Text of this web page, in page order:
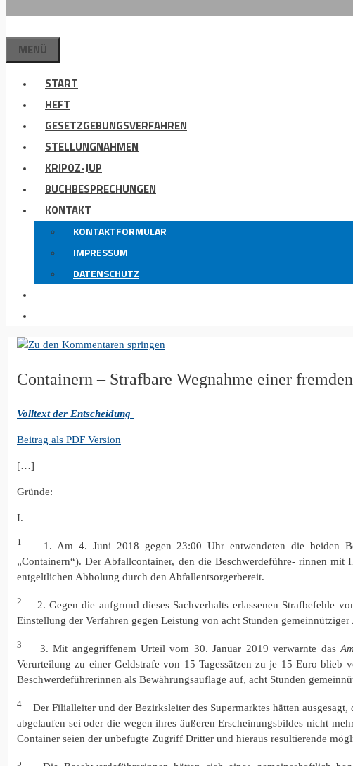
MENÜ
START
HEFT
GESETZGEBUNGSVERFAHREN
STELLUNGNAHMEN
KRIPOZ-JUP
BUCHBESPRECHUNGEN
KONTAKT
KONTAKTFORMULAR
IMPRESSUM
DATENSCHUTZ
Containern – Strafbare Wegnahme einer
Volltext der Entscheidung
Beitrag als PDF Version
[…]
Gründe:
I.
1
1. Am 4. Juni 2018 gegen 23:00 Uhr entwendeten die beiden
„Containern“). Der Abfallcontainer, den die Beschwerdeführe- rinnen
entgeltlichen Abholung durch den Abfallentsorgerbereit.
2
2. Gegen die aufgrund dieses Sachverhalts erlassenen Strafbefehle
Einstellung der Verfahren gegen Leistung von acht Stunden
3 3. Mit angegriffenem Urteil vom 30. Januar 2019 verwarnte das
Verurteilung zu einer Geldstrafe von 15 Tagessätzen zu je 15 Euro blieb
Beschwerdeführerinnen als Bewährungsauflage auf, acht Stunden
4 Der Filialleiter und der Bezirksleiter des Supermarktes hätten
abgelaufen sei oder die wegen ihres äußeren Erscheinungsbildes nicht
Container seien der unbefugte Zugriff Dritter und hieraus resultierende
5